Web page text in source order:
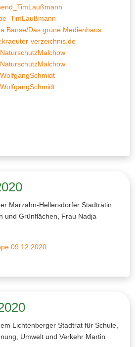
Banse/Das grüne Medienhaus
verzeichnis.de
Marzahn-Hellersdorfer Stadträtin
und Grünflächen, Frau Nadja
09.12.2020
Lichtenberger Stadtrat für Schule,
Umwelt und Verkehr Martin